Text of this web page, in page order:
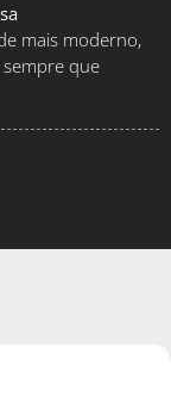
mais moderno,
que